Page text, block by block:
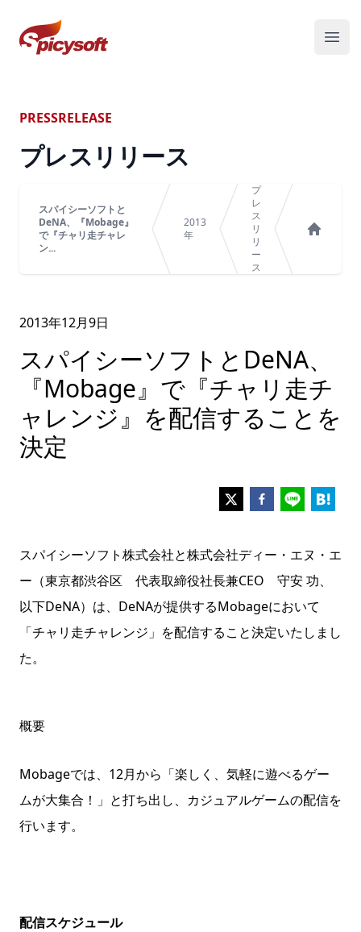
スパイシーソフト株式会社
メニ
PRESSRELEASE
プレスリリース
スパイシーソフトと
DeNA、『Mobage』
で『チャリ走チャレ
ン...
2013
年
プ
レ
ス
リ
リ
ー
ス
2013年12月9日
スパイシーソフトとDeNA、
『Mobage』で『チャリ走チ
ャレンジ』を配信することを
決定
スパイシーソフト株式会社と株式会社ディー・エヌ・エ
ー（東京都渋谷区 代表取締役社長兼CEO 守安 功、
以下DeNA）は、DeNAが提供するMobageにおいて
「チャリ走チャレンジ」を配信すること決定いたしまし
た。
概要
Mobageでは、12月から「楽しく、気軽に遊べるゲー
ムが大集合！」と打ち出し、カジュアルゲームの配信を
行います。
配信スケジュール